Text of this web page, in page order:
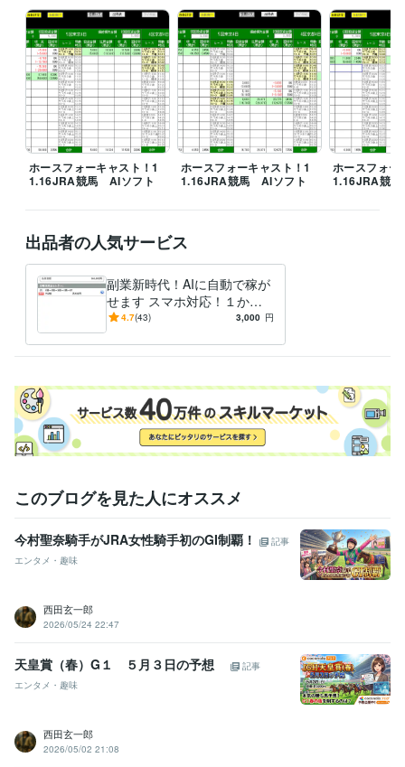
ホースフォーキャスト！1
1.16JRA競馬 AIソフト
ホースフォーキャスト！1
1.16JRA競馬 AIソフト
ホースフォー
1.16JRA競
出品者の人気サービス
副業新時代！AIに自動で稼が
せます スマホ対応！１か月
（４週）プラン創設
4.7(43) 3,000 円
このブログを見た人にオススメ
今村聖奈騎手がJRA女性騎手初のGI制覇！
記事
エンタメ・趣味
西田玄一郎
2026/05/24 22:47
天皇賞（春）G１ ５月３日の予想
記事
エンタメ・趣味
西田玄一郎
2026/05/02 21:08